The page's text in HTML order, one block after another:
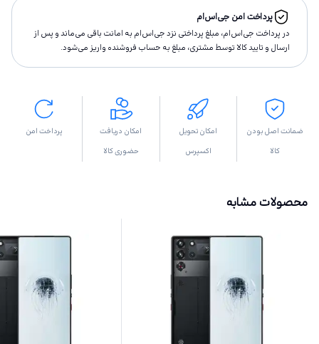
پرداخت امن جی‌اس‌ام
در پرداخت جی‌اس‌ام، مبلغ پرداختى نزد جی‌اس‌ام به امانت باقى مى‌ماند و پس از
ارسال و تاييد كالا توسط مشتری، مبلغ به حساب فروشنده واريز مى‌شود.
ضمانت اصل بودن
کالا
امکان تحویل
اکسپرس
امکان دریافت
حضوری کالا
پرداخت امن
محصولات مشابه